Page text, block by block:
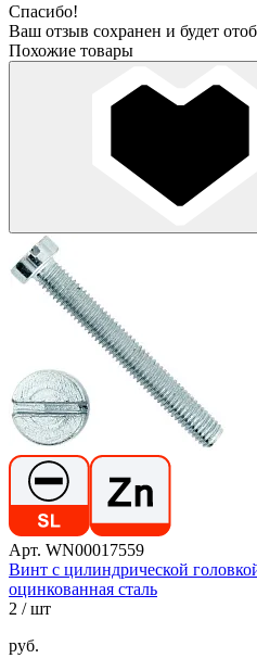
Спасибо!
Ваш отзыв сохранен и будет
Похожие товары
Арт. WN00017559
Винт с цилиндрической
оцинкованная сталь
2 / шт
руб.